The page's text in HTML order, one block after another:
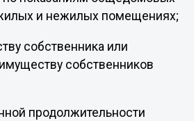
и нежилых помещениях;
собственника или
собственников
продолжительности